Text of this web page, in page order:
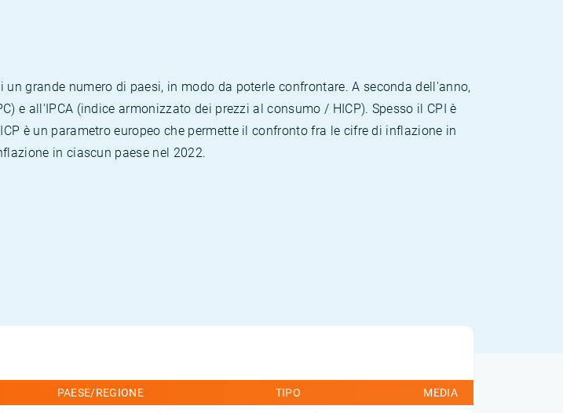
grande numero di paesi, in modo da poterle confrontare. A seconda dell'anno,
e all'IPCA (indice armonizzato dei prezzi al consumo / HICP). Spesso il CPI è
è un parametro europeo che permette il confronto fra le cifre di inflazione in
in ciascun paese nel 2022.
PAESE/REGIONE TIPO MEDIA